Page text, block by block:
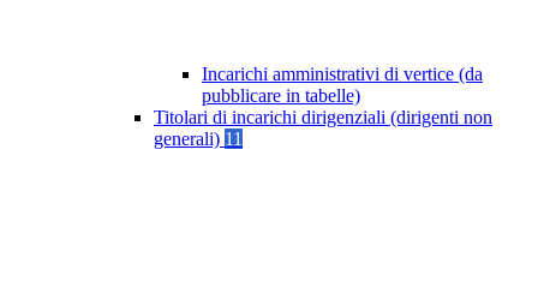
Incarichi amministrativi di vertice (da
pubblicare in tabelle)
Titolari di incarichi dirigenziali (dirigenti non
generali) 11